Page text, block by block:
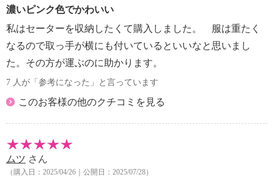
・除湿シートは吸湿センサーの色が変化したら天日干
しする
【使用上の注意】
※詳細は同梱書類参照
・ご使用方法
【保証（有無）、保証期間】
・中国製
濃いピンク色でかわいい
私はセーターを収納したくて購入しました。 服は重たく
なるので取っ手が横にも付いているといいなと思いまし
た。その方が運ぶのに助かります。
7 人が「参考になった」と言っています
このお客様の他のクチコミを見る
ムツ さん
（購入日：2025/04/26｜公開日：2025/07/28）